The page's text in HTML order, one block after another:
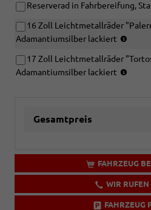
Reserverad in Fahrbereifung,
16 Zoll Leichtmetallräder
Adamantiumsilber lackiert
R16)
17 Zoll Leichtmetallräder
Adamantiumsilber lackiert
Gesamtpreis
FAHRZEUG
WIR RUFEN
FAHRZEUG